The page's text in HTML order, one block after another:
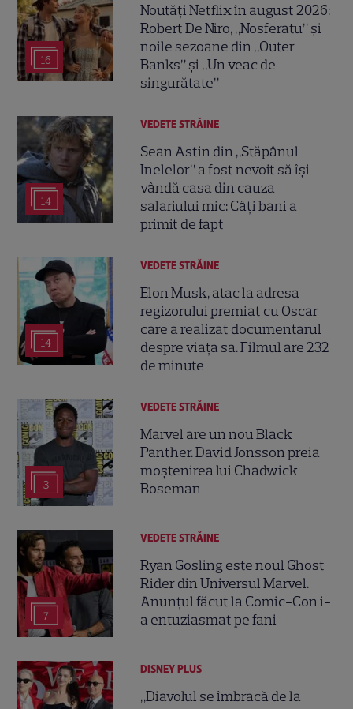
16
Noutăți Netflix în august 2026:
Robert De Niro, „Nosferatu” și
noile sezoane din „Outer
Banks” și „Un veac de
singurătate”
14
VEDETE STRĂINE
Sean Astin din „Stăpânul
Inelelor” a fost nevoit să își
vândă casa din cauza
salariului mic: Câți bani a
primit de fapt
14
VEDETE STRĂINE
Elon Musk, atac la adresa
regizorului premiat cu Oscar
care a realizat documentarul
despre viața sa. Filmul are 232
de minute
3
VEDETE STRĂINE
Marvel are un nou Black
Panther. David Jonsson preia
moștenirea lui Chadwick
Boseman
7
VEDETE STRĂINE
Ryan Gosling este noul Ghost
Rider din Universul Marvel.
Anunțul făcut la Comic-Con i-
a entuziasmat pe fani
DISNEY PLUS
„Diavolul se îmbracă de la